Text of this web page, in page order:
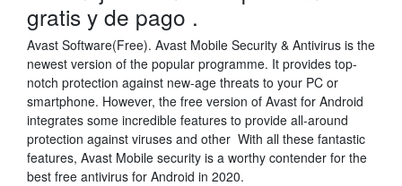
gratis y de pago .
Avast Software(Free). Avast Mobile Security & Antivirus is the
newest version of the popular programme. It provides top-
notch protection against new-age threats to your PC or
smartphone. However, the free version of Avast for Android
integrates some incredible features to provide all-around
protection against viruses and other With all these fantastic
features, Avast Mobile security is a worthy contender for the
best free antivirus for Android in 2020.